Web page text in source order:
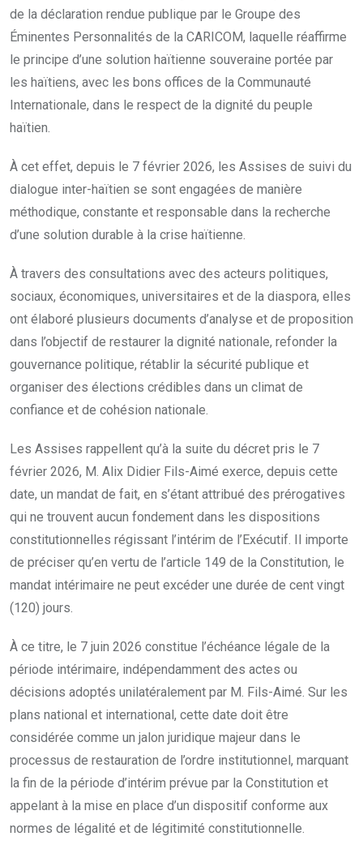
de la déclaration rendue publique par le Groupe des
Éminentes Personnalités de la CARICOM, laquelle réaffirme
le principe d’une solution haïtienne souveraine portée par
les haïtiens, avec les bons offices de la Communauté
Internationale, dans le respect de la dignité du peuple
haïtien.
À cet effet, depuis le 7 février 2026, les Assises de suivi du
dialogue inter-haïtien se sont engagées de manière
méthodique, constante et responsable dans la recherche
d’une solution durable à la crise haïtienne.
À travers des consultations avec des acteurs politiques,
sociaux, économiques, universitaires et de la diaspora, elles
ont élaboré plusieurs documents d’analyse et de proposition
dans l’objectif de restaurer la dignité nationale, refonder la
gouvernance politique, rétablir la sécurité publique et
organiser des élections crédibles dans un climat de
confiance et de cohésion nationale.
Les Assises rappellent qu’à la suite du décret pris le 7
février 2026, M. Alix Didier Fils-Aimé exerce, depuis cette
date, un mandat de fait, en s’étant attribué des prérogatives
qui ne trouvent aucun fondement dans les dispositions
constitutionnelles régissant l’intérim de l’Exécutif. Il importe
de préciser qu’en vertu de l’article 149 de la Constitution, le
mandat intérimaire ne peut excéder une durée de cent vingt
(120) jours.
À ce titre, le 7 juin 2026 constitue l’échéance légale de la
période intérimaire, indépendamment des actes ou
décisions adoptés unilatéralement par M. Fils-Aimé. Sur les
plans national et international, cette date doit être
considérée comme un jalon juridique majeur dans le
processus de restauration de l’ordre institutionnel, marquant
la fin de la période d’intérim prévue par la Constitution et
appelant à la mise en place d’un dispositif conforme aux
normes de légalité et de légitimité constitutionnelle.